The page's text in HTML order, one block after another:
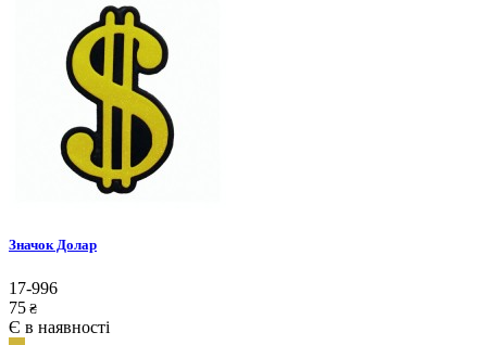
Значок Долар
17-996
75 ₴
Є в наявності